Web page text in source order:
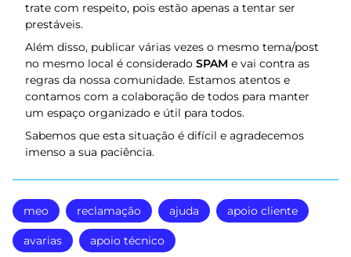
trate com respeito, pois estão apenas a tentar ser
prestáveis.
Além disso, publicar várias vezes o mesmo tema/post
no mesmo local é considerado SPAM e vai contra as
regras da nossa comunidade. Estamos atentos e
contamos com a colaboração de todos para manter
um espaço organizado e útil para todos.
Sabemos que esta situação é difícil e agradecemos
imenso a sua paciência.
meo reclamação ajuda apoio cliente
avarias apoio técnico